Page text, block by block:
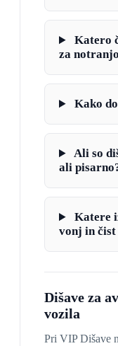
Katero
za
Kako
Ali so
ali
Katere
vonj in čist
Dišave za
vozila
Pri VIP Dišave